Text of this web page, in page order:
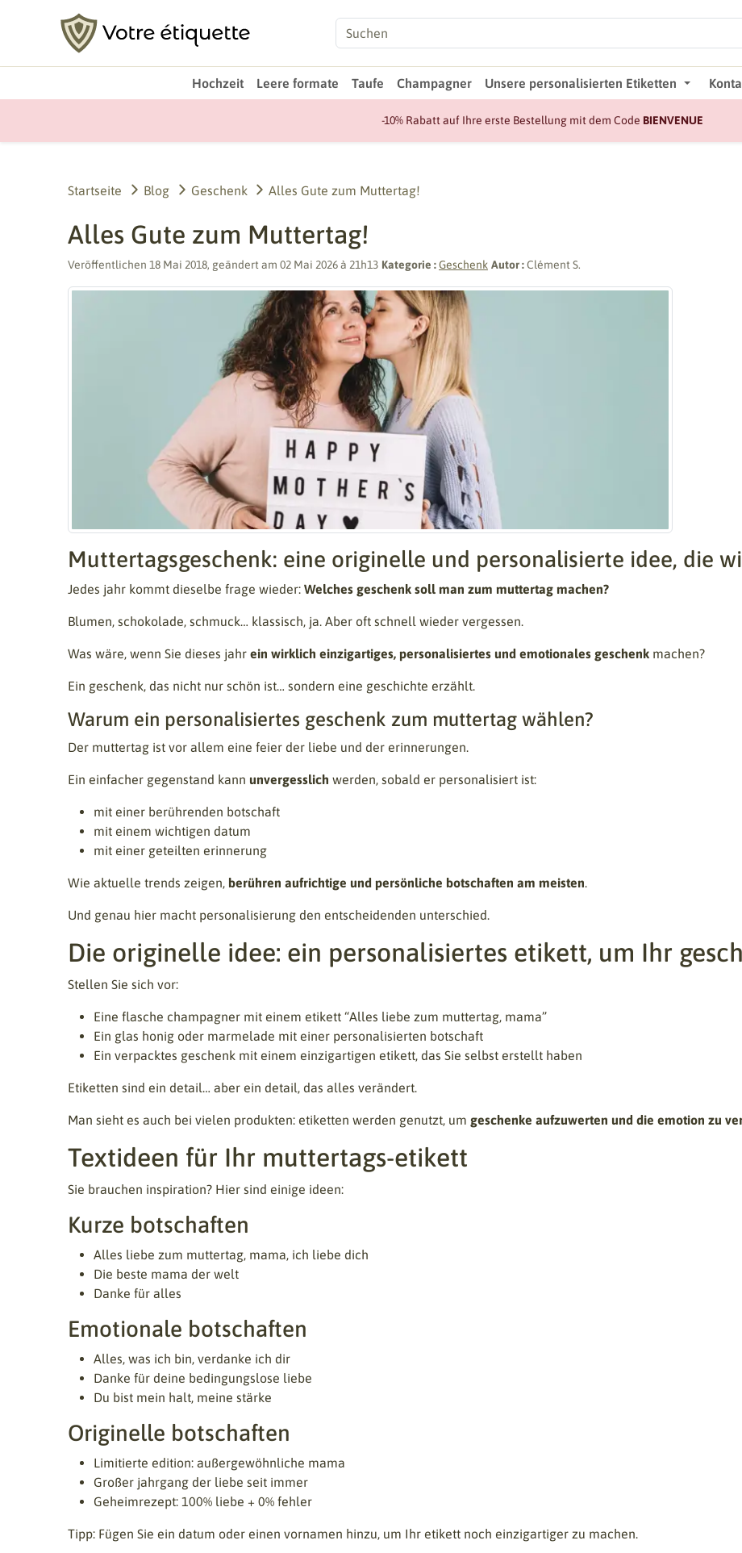
Hochzeit Leere formate Taufe Champagner Unsere personalisierten Etiketten
-10% Rabatt auf Ihre erste Bestellung mit dem Code BIENVENUE
Startseite Blog Geschenk Alles Gute zum Muttertag!
Alles Gute zum Muttertag!
Veröffentlichen 18 Mai 2018, geändert am 02 Mai 2026 à 21h13 Kategorie :Geschenk Autor :Clément S.
Muttertagsgeschenk: eine originelle und personalisierte idee, die
Jedes jahr kommt dieselbe frage wieder: Welches geschenk soll man zum muttertag machen?
Blumen, schokolade, schmuck… klassisch, ja. Aber oft schnell wieder vergessen.
Was wäre, wenn Sie dieses jahr ein wirklich einzigartiges, personalisiertes und emotionales geschenk machen?
Ein geschenk, das nicht nur schön ist… sondern eine geschichte erzählt.
Warum ein personalisiertes geschenk zum muttertag wählen?
Der muttertag ist vor allem eine feier der liebe und der erinnerungen.
Ein einfacher gegenstand kann unvergesslich werden, sobald er personalisiert ist:
mit einer berührenden botschaft
mit einem wichtigen datum
mit einer geteilten erinnerung
Wie aktuelle trends zeigen, berühren aufrichtige und persönliche botschaften am meisten.
Und genau hier macht personalisierung den entscheidenden unterschied.
Die originelle idee: ein personalisiertes etikett, um Ihr
Stellen Sie sich vor:
Eine flasche champagner mit einem etikett “Alles liebe zum muttertag, mama”
Ein glas honig oder marmelade mit einer personalisierten botschaft
Ein verpacktes geschenk mit einem einzigartigen etikett, das Sie selbst erstellt haben
Etiketten sind ein detail… aber ein detail, das alles verändert.
Man sieht es auch bei vielen produkten: etiketten werden genutzt, um geschenke aufzuwerten und die emotion zu
Textideen für Ihr muttertags-etikett
Sie brauchen inspiration? Hier sind einige ideen:
Kurze botschaften
Alles liebe zum muttertag, mama, ich liebe dich
Die beste mama der welt
Danke für alles
Emotionale botschaften
Alles, was ich bin, verdanke ich dir
Danke für deine bedingungslose liebe
Du bist mein halt, meine stärke
Originelle botschaften
Limitierte edition: außergewöhnliche mama
Großer jahrgang der liebe seit immer
Geheimrezept: 100% liebe + 0% fehler
Tipp: Fügen Sie ein datum oder einen vornamen hinzu, um Ihr etikett noch einzigartiger zu machen.